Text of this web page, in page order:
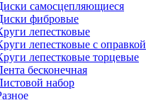
самосцепляющиеся
фибровые
лепестковые
лепестковые с оправкой
лепестковые торцевые
бесконечная
набор